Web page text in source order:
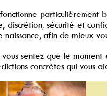
particulièrement
discrétion, sécurité et
naissance, afin de mieux
vous sentez que le
concrètes qui vous